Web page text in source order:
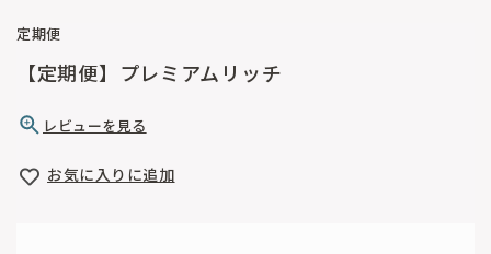
定期便
【定期便】プレミアムリッチ
レビューを見る
お気に入りに追加